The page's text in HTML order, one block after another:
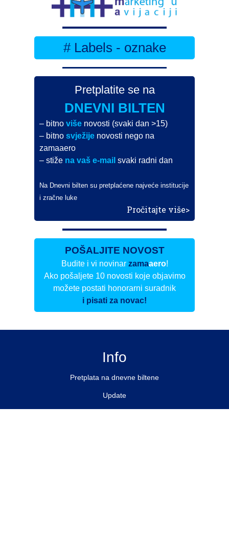
# Labels - oznake
Pretplatite se na
DNEVNI BILTEN
– bitnoviše novosti (svaki dan >15)
– bitnosvježije novosti nego na
zamaaero
– stiže na vaš e-mail svaki radni dan
Na Dnevni bilten su pretplaćene najveće institucije
i zračne luke
Pročitajte više>
POŠALJITE NOVOST
Budite i vi novinar zamaaero!
Ako pošaljete 10 novosti koje objavimo
možete postati honorarni suradnik
i pisati za novac!
Info
Pretplata na dnevne biltene
Update